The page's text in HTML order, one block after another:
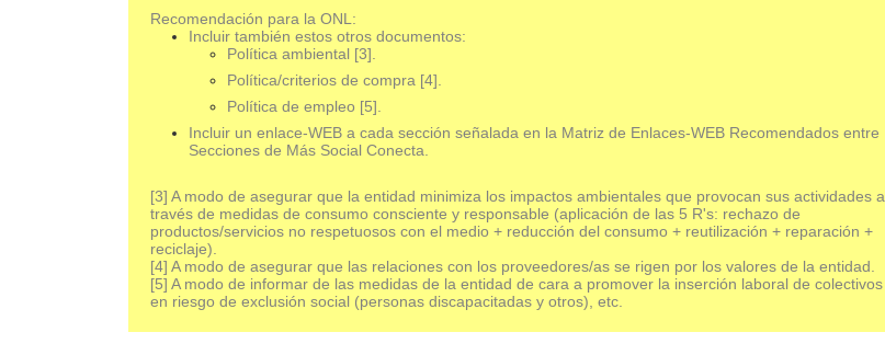
Recomendación para la ONL:
Incluir también estos otros documentos:
Política ambiental [3].
Política/criterios de compra [4].
Política de empleo [5].
Incluir un enlace-WEB a cada sección señalada en la Matriz de Enlaces-WEB Recomendados entre
Secciones de Más Social Conecta.
[3] A modo de asegurar que la entidad minimiza los impactos ambientales que provocan sus actividades a
través de medidas de consumo consciente y responsable (aplicación de las 5 R's: rechazo de
productos/servicios no respetuosos con el medio + reducción del consumo + reutilización + reparación +
reciclaje).
[4] A modo de asegurar que las relaciones con los proveedores/as se rigen por los valores de la entidad.
[5] A modo de informar de las medidas de la entidad de cara a promover la inserción laboral de colectivos
en riesgo de exclusión social (personas discapacitadas y otros), etc.